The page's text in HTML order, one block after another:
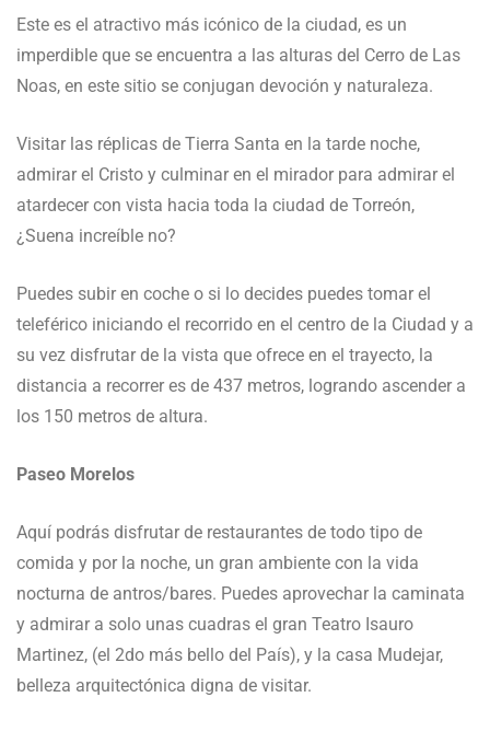
Este es el atractivo más icónico de la ciudad, es un
imperdible que se encuentra a las alturas del Cerro de Las
Noas, en este sitio se conjugan devoción y naturaleza.
Visitar las réplicas de Tierra Santa en la tarde noche,
admirar el Cristo y culminar en el mirador para admirar el
atardecer con vista hacia toda la ciudad de Torreón,
¿Suena increíble no?
Puedes subir en coche o si lo decides puedes tomar el
teleférico iniciando el recorrido en el centro de la Ciudad y a
su vez disfrutar de la vista que ofrece en el trayecto, la
distancia a recorrer es de 437 metros, logrando ascender a
los 150 metros de altura.
Paseo Morelos
Aquí podrás disfrutar de restaurantes de todo tipo de
comida y por la noche, un gran ambiente con la vida
nocturna de antros/bares. Puedes aprovechar la caminata
y admirar a solo unas cuadras el gran Teatro Isauro
Martinez, (el 2do más bello del País), y la casa Mudejar,
belleza arquitectónica digna de visitar.